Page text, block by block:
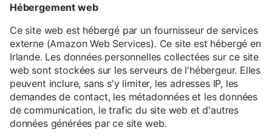
Hébergement web
Ce site web est hébergé par un fournisseur de services
externe (Amazon Web Services). Ce site est hébergé en
Irlande. Les données personnelles collectées sur ce site
web sont stockées sur les serveurs de l'hébergeur. Elles
peuvent inclure, sans s'y limiter, les adresses IP, les
demandes de contact, les métadonnées et les données
de communication, le trafic du site web et d'autres
données générées par ce site web.